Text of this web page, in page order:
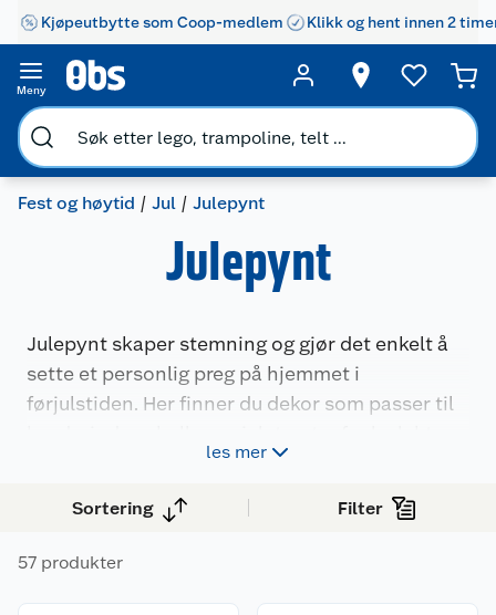
Kjøpeutbytte som Coop-medlem Klikk og hent innen 2
Meny
Fest og høytid Jul Julepynt
Julepynt
Julepynt skaper stemning og gjør det enkelt å
sette et personlig preg på hjemmet i
førjulstiden. Her finner du dekor som passer til
og figurer til kunstige trær, kranser og små
detaljer som gir ekstra julestemning. Velg
mellom tradisjonelle motiver eller mer moderne
uttrykk, i ulike størrelser og materialer. Med
les mer
Sortering Filter
57 produkter